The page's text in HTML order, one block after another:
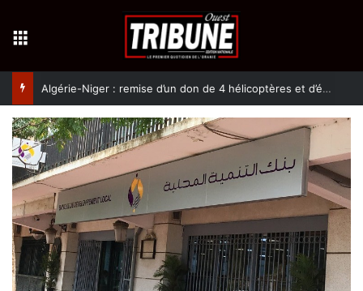
Algérie-Niger : remise d’un don de 4 hélicoptères et d’équipement militaires à l’armée nigérienne